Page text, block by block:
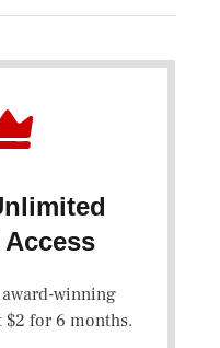
winning
for 6 months.